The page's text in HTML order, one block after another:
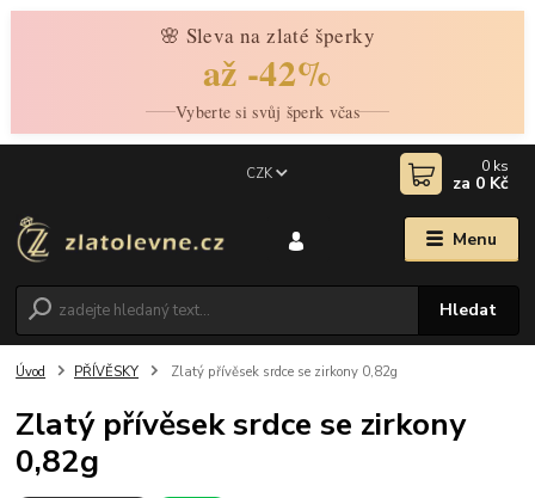
🌸 Sleva na zlaté šperky
až -42%
Vyberte si svůj šperk včas
Menu
CZK
Hledat
0 ks
za 0 Kč
Úvod PŘÍVĚSKY Zlatý přívěsek srdce se zirkony 0,82g
Zlatý přívěsek srdce se zirkony
0,82g